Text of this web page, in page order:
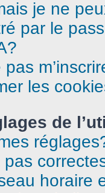
je ne
par le
les
de
horaire